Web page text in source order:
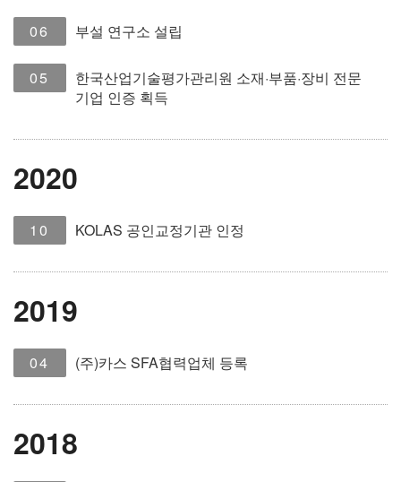
06 부설 연구소 설립
05
한국산업기술평가관리원 소재·부품·장비 전문
기업 인증 획득
2020
10 KOLAS 공인교정기관 인정
2019
04 (주)카스 SFA협력업체 등록
2018